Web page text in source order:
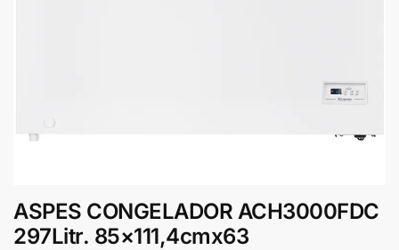
ASPES CONGELADOR ACH3000FDC
297Litr. 85×111,4cmx63